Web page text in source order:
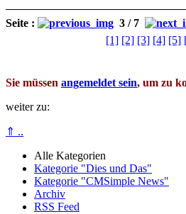
Seite :
3 / 7
[1] [2] [3] [4] [5]
Sie müssen angemeldet sein, um zu
weiter zu:
⇑ ..
Alle Kategorien
Kategorie "Dies und Das"
Kategorie "CMSimple News"
Archiv
RSS Feed